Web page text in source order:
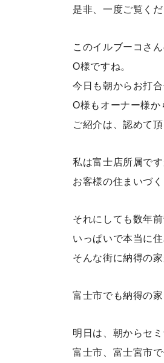
是非、一度ご覧くだ
このイルブーコさ
O様ですね。
今日も朝からお打
O様もオーナー様か
ご紹介は、認めて
私は富士店所属で
お客様の住まいづ
それにしても数年
いっぱいで本当に
そんな街に納得の
富士市でも納得の
明日は、朝からセミ
富士市、富士宮市